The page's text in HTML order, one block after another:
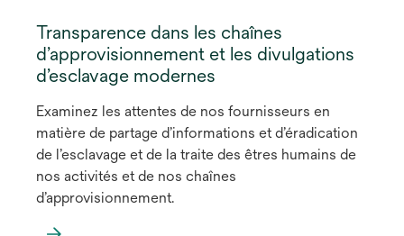
Transparence dans les chaînes
d’approvisionnement et les divulgations
d’esclavage modernes
Examinez les attentes de nos fournisseurs en
matière de partage d’informations et d’éradication
de l’esclavage et de la traite des êtres humains de
nos activités et de nos chaînes
d’approvisionnement.